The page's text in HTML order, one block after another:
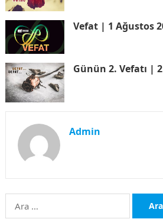
Vefat | 1 Ağustos
Günün 2. Vefatı |
Admin
Arama: